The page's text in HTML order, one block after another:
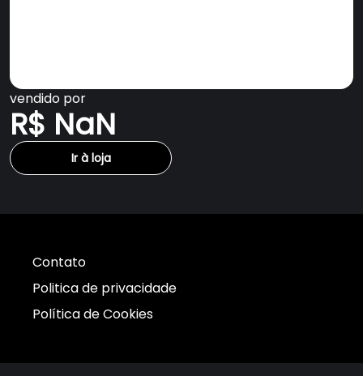
vendido por
R$ NaN
Ir à loja
Contato
Politica de privacidade
Política de Cookies